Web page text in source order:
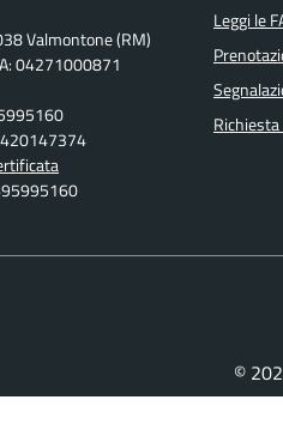
Valmontone (RM)
04271000871
Leggi le
©